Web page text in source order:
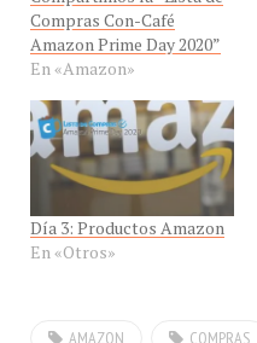
Compras Con-Café
Amazon Prime Day 2020”
En «Amazon»
Día 3: Productos Amazon
En «Otros»
AMAZON COMPRAS